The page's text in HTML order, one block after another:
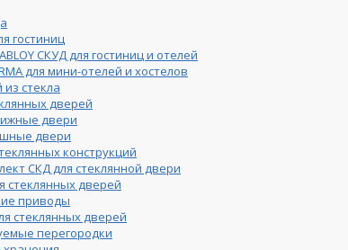
гостиниц
СКУД для гостиниц и отелей
для мини-отелей и хостелов
стекла
дверей
двери
двери
конструкций
СКД для стеклянной двери
стеклянных дверей
приводы
стеклянных дверей
перегородки